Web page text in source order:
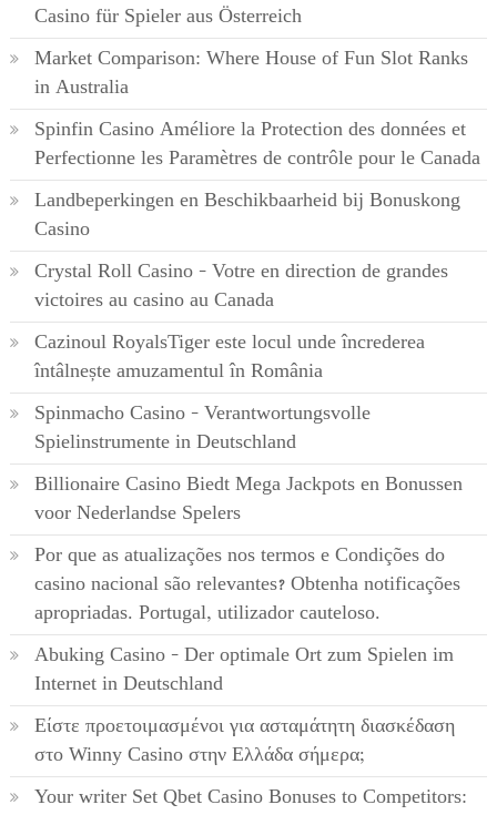
Casino für Spieler aus Österreich
Market Comparison: Where House of Fun Slot Ranks
in Australia
Spinfin Casino Améliore la Protection des données et
Perfectionne les Paramètres de contrôle pour le Canada
Landbeperkingen en Beschikbaarheid bij Bonuskong
Casino
Crystal Roll Casino – Votre en direction de grandes
victoires au casino au Canada
Cazinoul RoyalsTiger este locul unde încrederea
întâlnește amuzamentul în România
Spinmacho Casino – Verantwortungsvolle
Spielinstrumente in Deutschland
Billionaire Casino Biedt Mega Jackpots en Bonussen
voor Nederlandse Spelers
Por que as atualizações nos termos e Condições do
casino nacional são relevantes? Obtenha notificações
apropriadas. Portugal, utilizador cauteloso.
Abuking Casino – Der optimale Ort zum Spielen im
Internet in Deutschland
Είστε προετοιμασμένοι για ασταμάτητη διασκέδαση
στο Winny Casino στην Ελλάδα σήμερα;
Your writer Set Qbet Casino Bonuses to Competitors: